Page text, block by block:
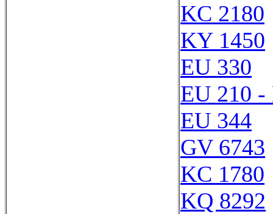
KC 2180
KY 1450
EU 330
EU 210 -
EU 344
GV 6743
KC 1780
KQ 8292